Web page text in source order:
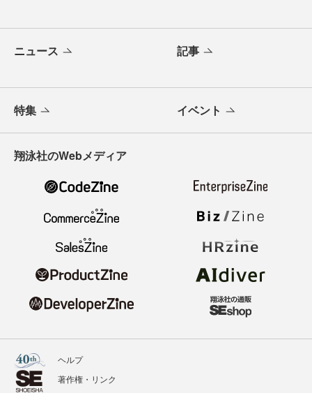
ニュース 記事
特集 イベント
翔泳社のWebメディア
ヘルプ
著作権・リンク